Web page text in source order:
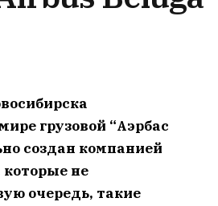
грузовой “Аэрбас
создан компанией
которые не
очередь, такие